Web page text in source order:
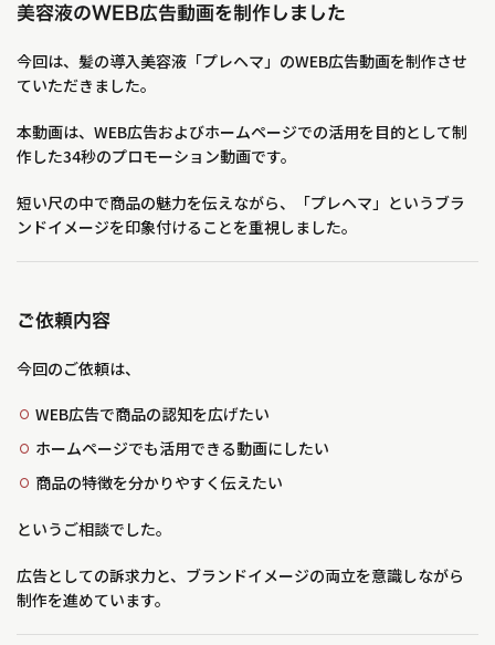
美容液のWEB広告動画を制作しました
今回は、髪の導入美容液「プレヘマ」のWEB広告動画を制作させ
ていただきました。
本動画は、WEB広告およびホームページでの活用を目的として制
作した34秒のプロモーション動画です。
短い尺の中で商品の魅力を伝えながら、「プレヘマ」というブラ
ンドイメージを印象付けることを重視しました。
ご依頼内容
今回のご依頼は、
WEB広告で商品の認知を広げたい
ホームページでも活用できる動画にしたい
商品の特徴を分かりやすく伝えたい
というご相談でした。
広告としての訴求力と、ブランドイメージの両立を意識しながら
制作を進めています。